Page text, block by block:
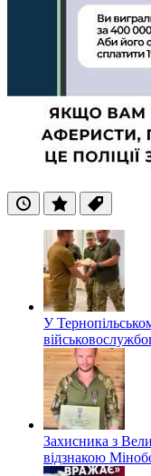
ОстанніПопулярні
Теги
У
Захисника з
відзнакою